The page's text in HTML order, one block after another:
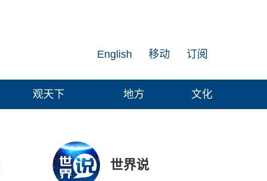
订阅
移动
English
观天下 地方 文化
世界说